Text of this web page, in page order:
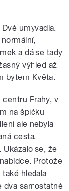
umyvadla.
a dá se tady
výhled až
bytem Květa.
Prahy, v
na špičku
ale nebyla
cesta.
Ukázalo se, že
Protože
hledala
dva samostatné